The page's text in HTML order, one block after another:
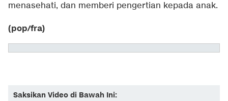
menasehati, dan memberi pengertian kepada anak.
(pop/fra)
Saksikan Video di Bawah Ini: